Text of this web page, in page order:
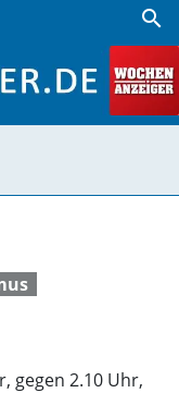
search
gegen 2.10 Uhr,